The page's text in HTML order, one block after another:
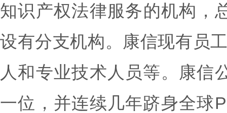
知识产权法律服务的机构，
设有分支机构。康信现有员
人和专业技术人员等。康信
一位，并连续几年跻身全球